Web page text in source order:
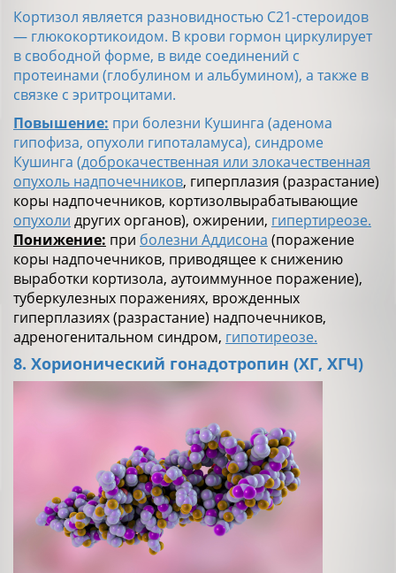
Кортизол является разновидностью C21-стероидов
— глюкокортикоидом. В крови гормон циркулирует
в свободной форме, в виде соединений с
протеинами (глобулином и альбумином), а также в
связке с эритроцитами.
Повышение: при болезни Кушинга (аденома
гипофиза, опухоли гипоталамуса), синдроме
Кушинга (доброкачественная или злокачественная
опухоль надпочечников, гиперплазия (разрастание)
коры надпочечников, кортизолвырабатывающие
опухоли других органов), ожирении, гипертиреозе.
Понижение: при болезни Аддисона (поражение
коры надпочечников, приводящее к снижению
выработки кортизола, аутоиммунное поражение),
туберкулезных поражениях, врожденных
гиперплазиях (разрастание) надпочечников,
адреногенитальном синдром, гипотиреозе.
8. Хорионический гонадотропин (ХГ, ХГЧ)